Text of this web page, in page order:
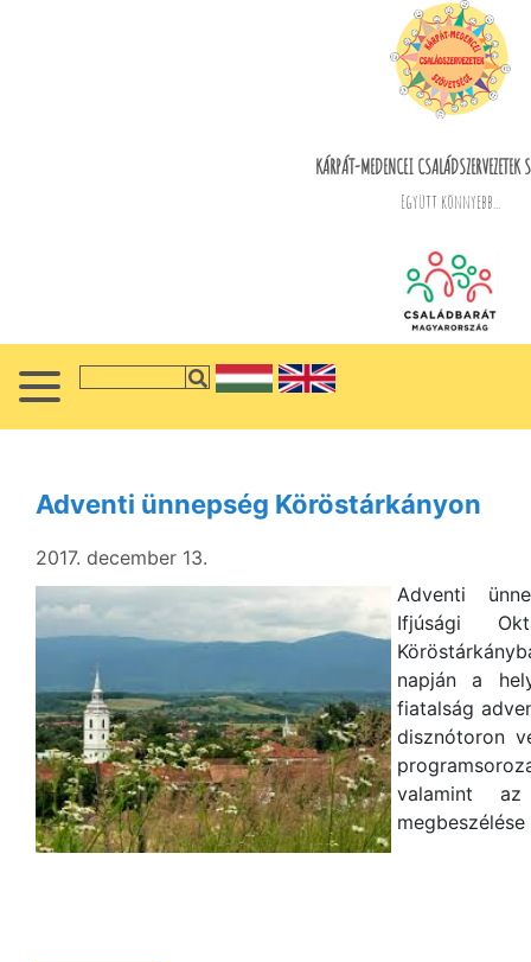
KÁRPÁT-MEDENCEI CSALÁDSZERVEZETEK
Együtt könnyebb...
Adventi ünnepség Köröstárkányon
2017. december 13.
Adventi
Ifjúsági
napján a
fiatalság
disznótoron
valamint